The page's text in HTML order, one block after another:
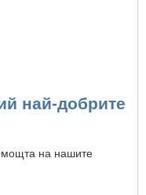
най-добрите
на нашите